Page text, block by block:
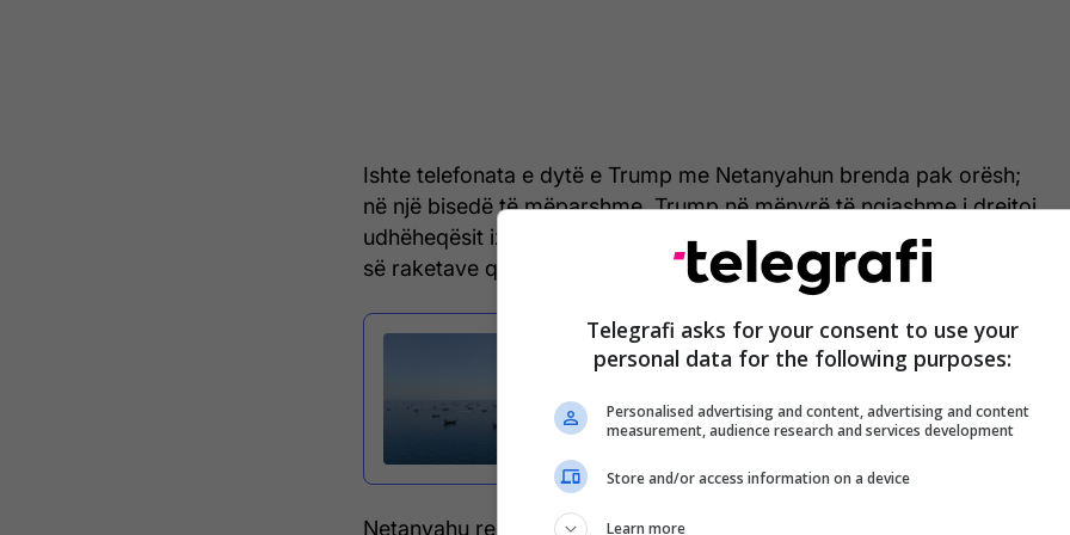
Ishte telefonata e dytë e Trump me Netanyahun brenda pak orësh;
në një bisedë të mëparshme, Trump në mënyrë të ngjashme i drejtoi
udhëheqësit izraelit të tërhiqej nga sulmet në përgjigje të breshërisë
së raketave që Irani kishte qëlluar drejt Izraelit.
Ngushticën e Hormuzit pavarësisht
sanksioneve të reja
Netanyahu rezistoi në telefonatën e parë, e cila ndodhi të dielën në
Telegrafi asks for your consent to use your
personal data for the following purposes:
Personalised advertising and content, advertising and content
measurement, audience research and services development
Store and/or access information on a device
Learn more